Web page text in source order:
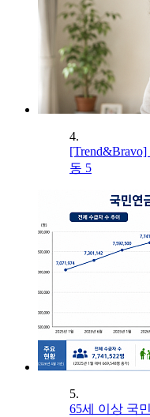
4.
동 5
5.
65세 이상 국